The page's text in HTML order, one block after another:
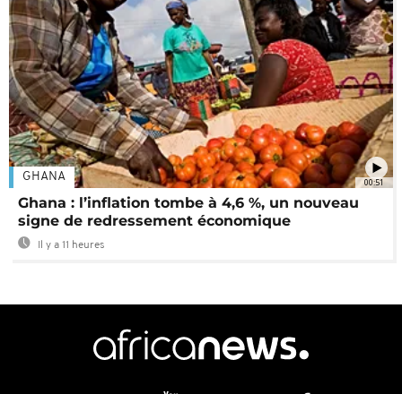
00:51
GHANA
Ghana : l’inflation tombe à 4,6 %, un nouveau
signe de redressement économique
Il y a 11 heures